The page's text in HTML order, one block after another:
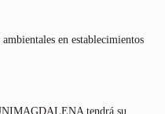
en establecimientos
tendrá su